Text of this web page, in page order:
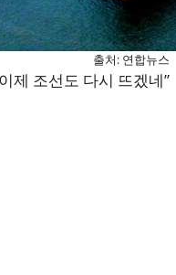
출처: 연합뉴스
제 조선도 다시 뜨겠네”